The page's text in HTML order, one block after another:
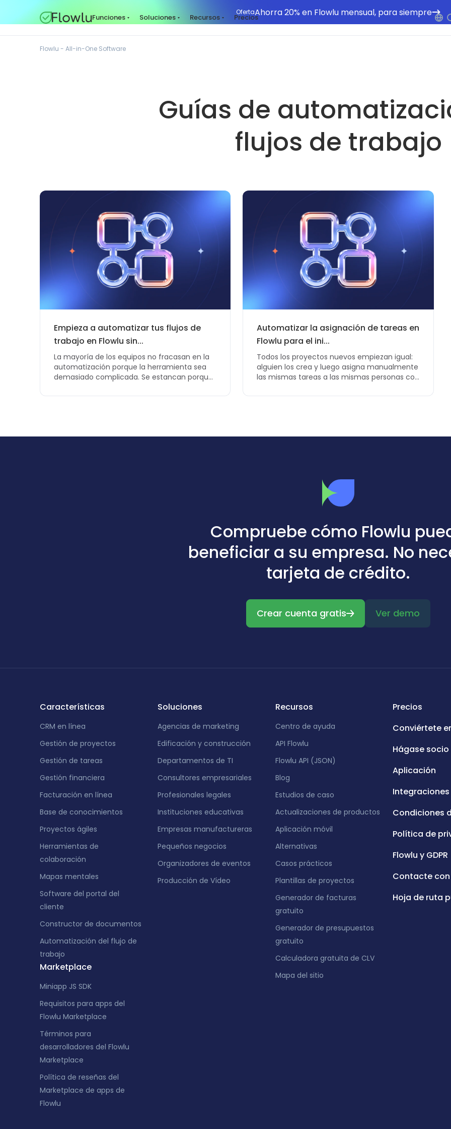
OfertaAhorra 20% en Flowlu mensual, para siempre
Funciones Soluciones Recursos Precios
Flowlu - All-in-One Software
Guías de
flujos de trabajo
Empieza a automatizar tus flujos de
trabajo en Flowlu sin...
La mayoría de los equipos no fracasan en la
automatización porque la herramienta sea
demasiado complicada. Se estancan porque
Automatizar la asignación de tareas en
Flowlu para el ini...
Todos los proyectos nuevos empiezan igual:
alguien los crea y luego asigna manualmente
las mismas tareas a las mismas personas con
Compruebe cómo Flowlu
beneficiar a su empresa. No
tarjeta de crédito.
Crear cuenta gratis Ver demo
Características
CRM en línea
Gestión de proyectos
Gestión de tareas
Gestión financiera
Facturación en línea
Base de conocimientos
Proyectos ágiles
Herramientas de
colaboración
Mapas mentales
Software del portal del
cliente
Constructor de documentos
Automatización del flujo de
trabajo
Marketplace
Miniapp JS SDK
Requisitos para apps del
Flowlu Marketplace
Términos para
desarrolladores del Flowlu
Marketplace
Política de reseñas del
Marketplace de apps de
Flowlu
Soluciones
Agencias de marketing
Edificación y construcción
Departamentos de TI
Consultores empresariales
Profesionales legales
Instituciones educativas
Empresas manufactureras
Pequeños negocios
Organizadores de eventos
Producción de Vídeo
Recursos
Centro de ayuda
API Flowlu
Flowlu API (JSON)
Blog
Estudios de caso
Actualizaciones de productos
Aplicación móvil
Alternativas
Casos prácticos
Plantillas de proyectos
Generador de facturas
gratuito
Generador de presupuestos
gratuito
Calculadora gratuita de CLV
Mapa del sitio
Precios
Conviértete
Hágase socio
Aplicación
Integraciones
Condiciones
Política de
Flowlu y GDPR
Contacte
Hoja de ruta